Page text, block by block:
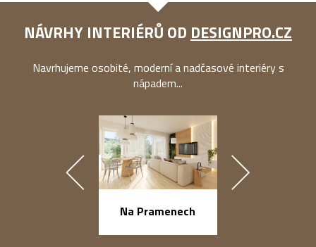
NÁVRHY INTERIÉRŮ OD DESIGNPRO.CZ
Navrhujeme osobité, moderní a nadčasové interiéry s
nápadem...
Na Pramenech